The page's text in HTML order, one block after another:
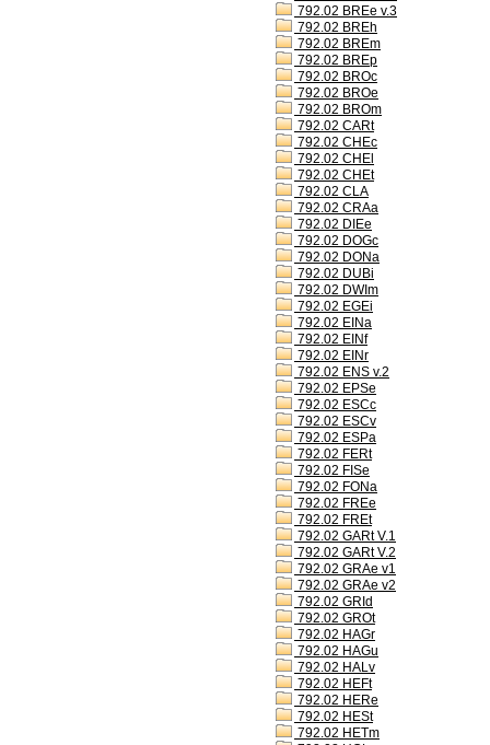
792.02 BREe v.3
792.02 BREh
792.02 BREm
792.02 BREp
792.02 BROc
792.02 BROe
792.02 BROm
792.02 CARt
792.02 CHEc
792.02 CHEl
792.02 CHEt
792.02 CLA
792.02 CRAa
792.02 DIEe
792.02 DOGc
792.02 DONa
792.02 DUBi
792.02 DWIm
792.02 EGEi
792.02 EINa
792.02 EINf
792.02 EINr
792.02 ENS v.2
792.02 EPSe
792.02 ESCc
792.02 ESCv
792.02 ESPa
792.02 FERt
792.02 FISe
792.02 FONa
792.02 FREe
792.02 FREt
792.02 GARt V.1
792.02 GARt V.2
792.02 GRAe v1
792.02 GRAe v2
792.02 GRId
792.02 GROt
792.02 HAGr
792.02 HAGu
792.02 HALv
792.02 HEFt
792.02 HERe
792.02 HESt
792.02 HETm